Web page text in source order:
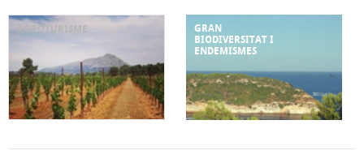
AGROTURISME
GRAN
BIODIVERSITAT I
ENDEMISMES